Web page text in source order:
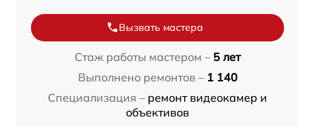
Вызвать мастера
Стаж работы мастером – 5 лет
Выполнено ремонтов – 1 140
Специализация – ремонт видеокамер и
объективов